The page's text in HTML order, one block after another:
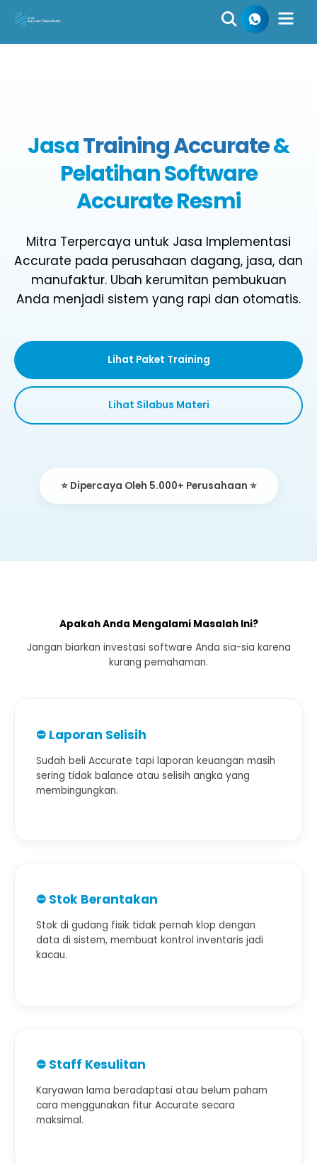
JasaTraining Accurate&
Pelatihan Software
Accurate Resmi
Mitra Terpercaya untuk Jasa Implementasi
Accurate pada perusahaan dagang, jasa, dan
manufaktur. Ubah kerumitan pembukuan
Anda menjadi sistem yang rapi dan otomatis.
Lihat Paket Training
Lihat Silabus Materi
⭐ Dipercaya Oleh 5.000+ Perusahaan ⭐
Apakah Anda Mengalami Masalah Ini?
Jangan biarkan investasi software Anda sia-sia karena
kurang pemahaman.
⛔ Laporan Selisih
Sudah beli Accurate tapi laporan keuangan masih
sering tidak balance atau selisih angka yang
membingungkan.
⛔ Stok Berantakan
Stok di gudang fisik tidak pernah klop dengan
data di sistem, membuat kontrol inventaris jadi
kacau.
⛔ Staff Kesulitan
Karyawan lama beradaptasi atau belum paham
cara menggunakan fitur Accurate secara
maksimal.